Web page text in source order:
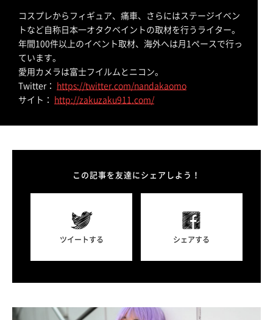
コスプレからフィギュア、痛車、さらにはステージイベン
トなど自称日本一オタクベイントの取材を行うライター。
年間100件以上のイベント取材、海外へは月1ペースで行っ
ています。
愛用カメラは富士フイルムとニコン。
Twitter：
https://twitter.com/nandakaomo
サイト：
http://zakuzaku911.com/
この記事を友達にシェアしよう！
ツイートする シェアする